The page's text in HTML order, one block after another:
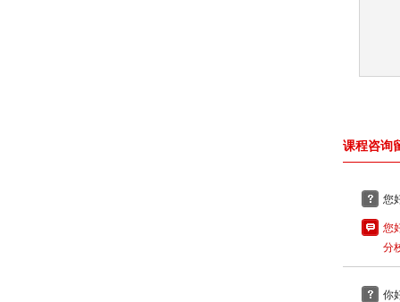
课程咨询
您
您
分
你